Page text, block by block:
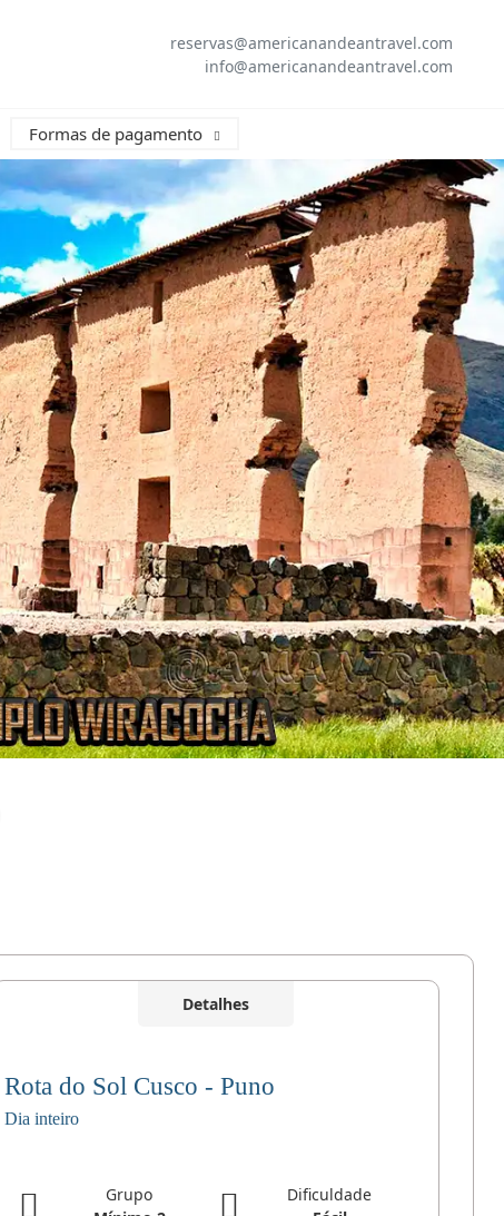
reservas@americanandeantravel.com
info@americanandeantravel.com
Formas de pagamento
Detalhes
Rota do Sol Cusco - Puno
Dia inteiro
Grupo
Dificuldade